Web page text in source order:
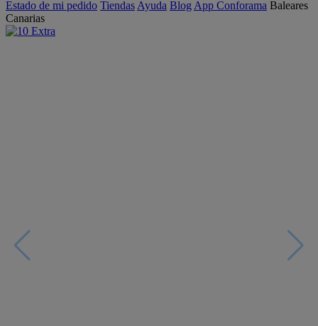
Estado de mi pedido Tiendas Ayuda Blog App Conforama Baleares
Canarias